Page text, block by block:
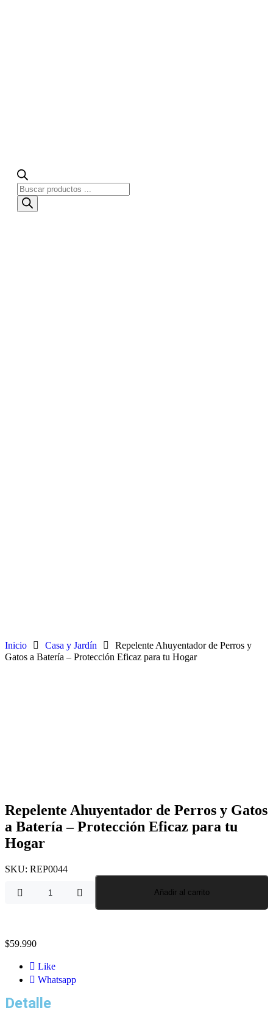
Inicio Casa y Jardín
Repelente Ahuyentador de Perros y
Gatos a Batería – Protección Eficaz para tu Hogar
Repelente Ahuyentador de Perros y Gatos
a Batería – Protección Eficaz para tu
Hogar
SKU: REP0044
Añadir al carrito
$59.990
Like
Whatsapp
Detalle